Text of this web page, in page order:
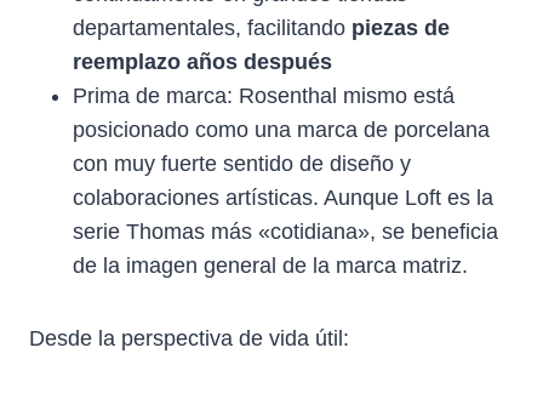
departamentales, facilitando piezas de
reemplazo años después
Prima de marca: Rosenthal mismo está
posicionado como una marca de porcelana
con muy fuerte sentido de diseño y
colaboraciones artísticas. Aunque Loft es la
serie Thomas más «cotidiana», se beneficia
de la imagen general de la marca matriz.
Desde la perspectiva de vida útil: